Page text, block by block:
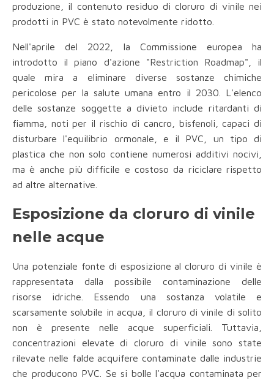
produzione, il contenuto residuo di cloruro di vinile nei
prodotti in PVC è stato notevolmente ridotto.
Nell'aprile del 2022, la Commissione europea ha
introdotto il piano d'azione "Restriction Roadmap", il
quale mira a eliminare diverse sostanze chimiche
pericolose per la salute umana entro il 2030. L'elenco
delle sostanze soggette a divieto include ritardanti di
fiamma, noti per il rischio di cancro, bisfenoli, capaci di
disturbare l'equilibrio ormonale, e il PVC, un tipo di
plastica che non solo contiene numerosi additivi nocivi,
ma è anche più difficile e costoso da riciclare rispetto
ad altre alternative.
Esposizione da cloruro di vinile
nelle acque
Una potenziale fonte di esposizione al cloruro di vinile è
rappresentata dalla possibile contaminazione delle
risorse idriche. Essendo una sostanza volatile e
scarsamente solubile in acqua, il cloruro di vinile di solito
non è presente nelle acque superficiali. Tuttavia,
concentrazioni elevate di cloruro di vinile sono state
rilevate nelle falde acquifere contaminate dalle industrie
che producono PVC. Se si bolle l'acqua contaminata per